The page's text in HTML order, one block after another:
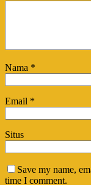
Nama *
Email *
Situs
Save my name,
time I comment.